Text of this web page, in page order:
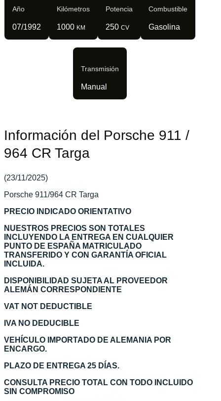
Año
07/1992
Kilómetros
1000 KM
Potencia
250 CV
Combustible
Gasolina
Transmisión
Manual
Información del Porsche 911 /
964 CR Targa
(23/11/2025)
Porsche 911/964 CR Targa
PRECIO INDICADO ORIENTATIVO
NUESTROS PRECIOS SON TOTALES
INCLUYENDO LA ENTREGA EN CUALQUIER
PUNTO DE ESPAÑA MATRICULADO
TRANSFERIDO Y CON GARANTÍA OFICIAL
INCLUIDA.
DISPONIBILIDAD SUJETA AL PROVEEDOR
ALEMÁN CORRESPONDIENTE
VAT NOT DEDUCTIBLE
IVA NO DEDUCIBLE
VEHÍCULO IMPORTADO DE ALEMANIA POR
ENCARGO.
PLAZO DE ENTREGA 25 DÍAS.
CONSULTA PRECIO TOTAL CON TODO INCLUIDO
SIN COMPROMISO